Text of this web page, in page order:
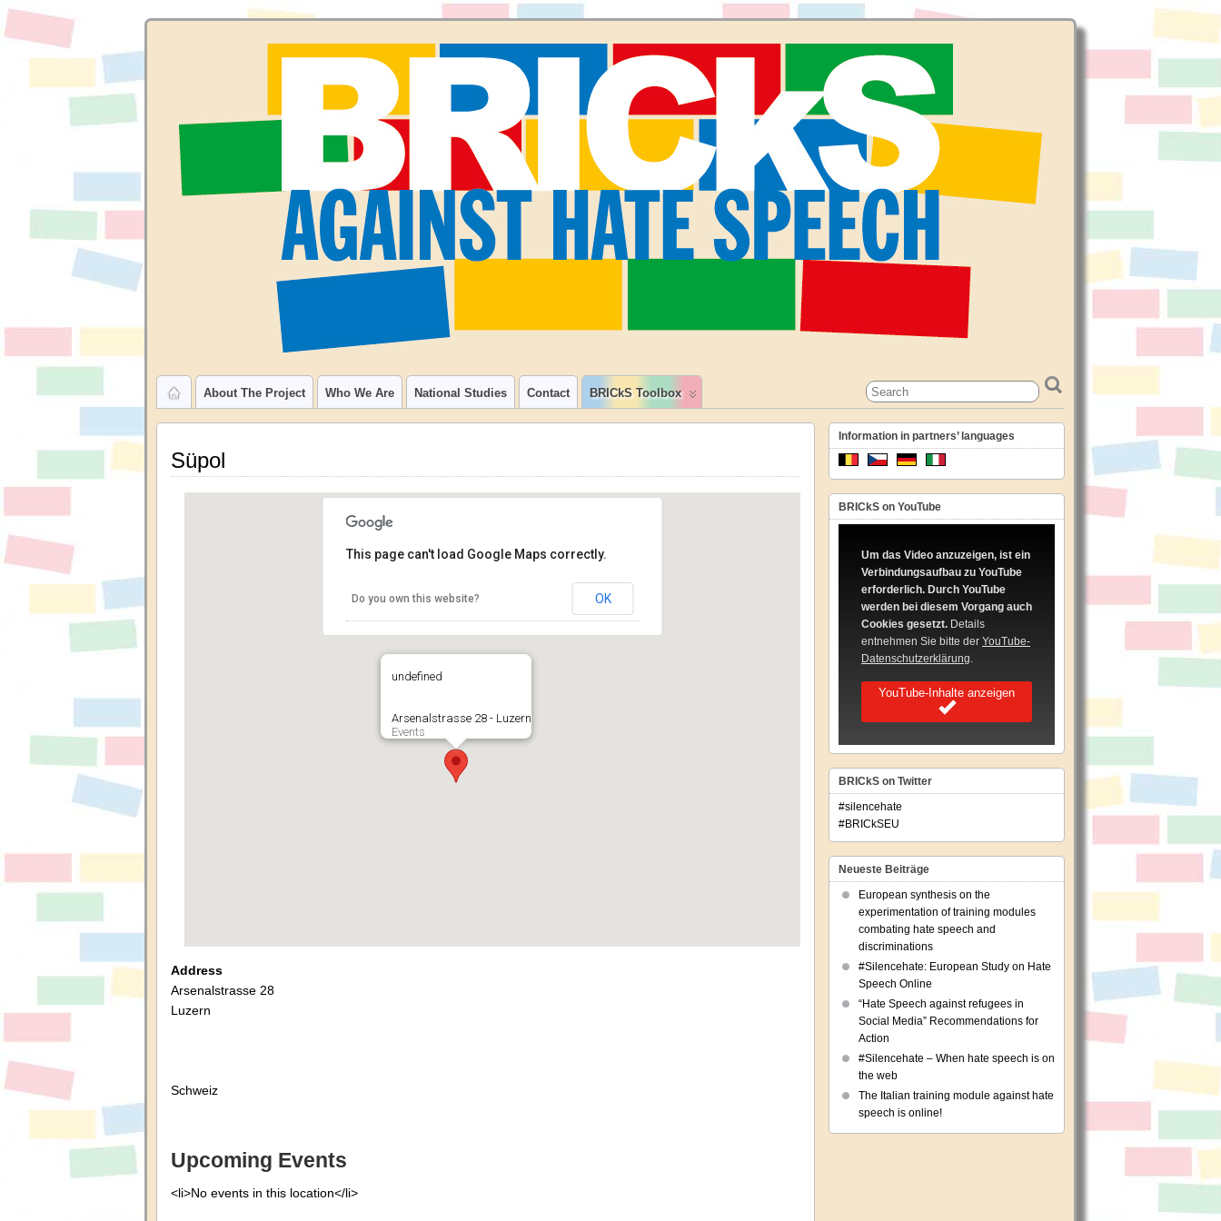
About The Project Who We Are National Studies Contact BRICkS Toolbox
Süpol
undefined
Arsenalstrasse 28 - Luzern
Events
This page can't load Google Maps correctly.
Do you own this website? OK
Address
Arsenalstrasse 28
Luzern
Schweiz
Upcoming Events
<li>No events in this location</li>
Information in partners’ languages
BRICkS on YouTube
Um das Video anzuzeigen, ist ein
Verbindungsaufbau zu YouTube
erforderlich. Durch YouTube
werden bei diesem Vorgang auch
Cookies gesetzt. Details
entnehmen Sie bitte der YouTube-
Datenschutzerklärung.
YouTube-Inhalte anzeigen
BRICkS on Twitter
#silencehate
#BRICkSEU
Neueste Beiträge
European synthesis on the
experimentation of training modules
combating hate speech and
discriminations
#Silencehate: European Study on Hate
Speech Online
“Hate Speech against refugees in
Social Media” Recommendations for
Action
#Silencehate – When hate speech is on
the web
The Italian training module against hate
speech is online!